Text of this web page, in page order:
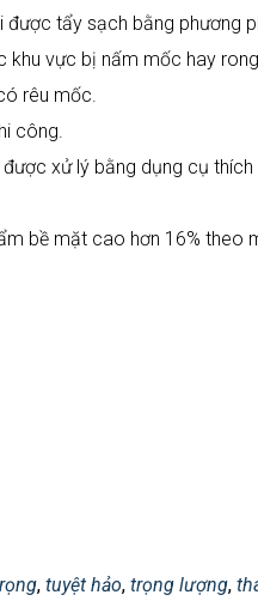
tẩy sạch bằng phương
khu vực bị nấm mốc hay
rêu mốc.
công.
xử lý bằng dụng cụ
bề mặt cao hơn 16% theo
, tuyệt hảo, trọng lượng,